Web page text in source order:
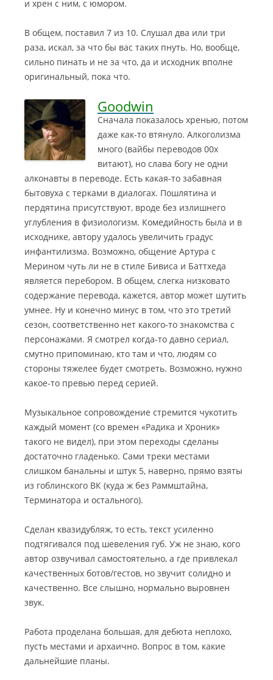
и хрен с ним, с юмором.
В общем, поставил 7 из 10. Слушал два или три
раза, искал, за что бы вас таких пнуть. Но, вообще,
сильно пинать и не за что, да и исходник вполне
оригинальный, пока что.
Goodwin
Сначала показалось хренью, потом
даже как-то втянуло. Алкоголизма
много (вайбы переводов 00х
витают), но слава богу не одни
алконавты в переводе. Есть какая-то забавная
бытовуха с терками в диалогах. Пошлятина и
пердятина присутствуют, вроде без излишнего
углубления в физиологизм. Комедийность была и в
исходнике, автору удалось увеличить градус
инфантилизма. Возможно, общение Артура с
Мерином чуть ли не в стиле Бивиса и Баттхеда
является перебором. В общем, слегка низковато
содержание перевода, кажется, автор может шутить
умнее. Ну и конечно минус в том, что это третий
сезон, соответственно нет какого-то знакомства с
персонажами. Я смотрел когда-то давно сериал,
смутно припоминаю, кто там и что, людям со
стороны тяжелее будет смотреть. Возможно, нужно
какое-то превью перед серией.
Музыкальное сопровождение стремится чукотить
каждый момент (со времен «Радика и Хроник»
такого не видел), при этом переходы сделаны
достаточно гладенько. Сами треки местами
слишком банальны и штук 5, наверно, прямо взяты
из гоблинского ВК (куда ж без Раммштайна,
Терминатора и остального).
Сделан квазидубляж, то есть, текст усиленно
подтягивался под шевеления губ. Уж не знаю, кого
автор озвучивал самостоятельно, а где привлекал
качественных ботов/гестов, но звучит солидно и
качественно. Все слышно, нормально выровнен
звук.
Работа проделана большая, для дебюта неплохо,
пусть местами и архаично. Вопрос в том, какие
дальнейшие планы.